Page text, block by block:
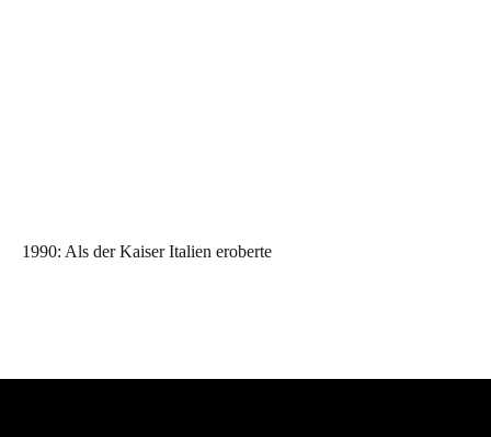
1990: Als der Kaiser Italien eroberte